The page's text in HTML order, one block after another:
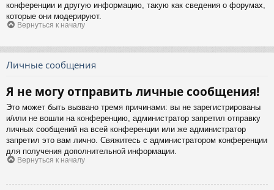
конференции и другую информацию, такую как сведения о форумах,
которые они модерируют.
Вернуться к началу
Личные сообщения
Я не могу отправить личные сообщения!
Это может быть вызвано тремя причинами: вы не зарегистрированы
и/или не вошли на конференцию, администратор запретил отправку
личных сообщений на всей конференции или же администратор
запретил это вам лично. Свяжитесь с администратором конференции
для получения дополнительной информации.
Вернуться к началу